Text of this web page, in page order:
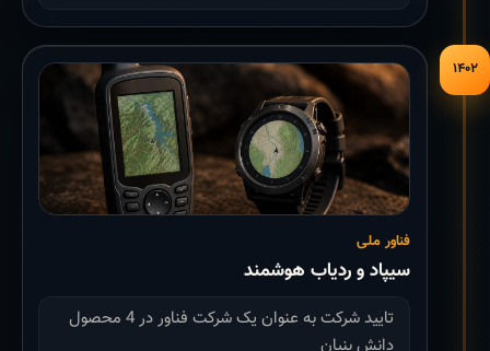
۱۴۰۲
فناور ملی
سیپاد و ردیاب هوشمند
تایید شرکت به عنوان یک شرکت فناور در 4 محصول